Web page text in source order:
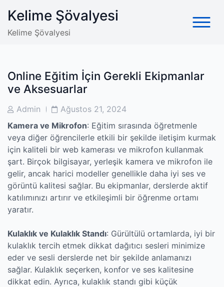
content
Kelime Şövalyesi
Kelime Şövalyesi
Online Eğitim İçin Gerekli Ekipmanlar
ve Aksesuarlar
PostAdmin
PostAğustos 21, 2024
Kamera ve Mikrofon: Eğitim sırasında öğretmenle
veya diğer öğrencilerle etkili bir şekilde iletişim kurmak
için kaliteli bir web kamerası ve mikrofon kullanmak
şart. Birçok bilgisayar, yerleşik kamera ve mikrofon ile
gelir, ancak harici modeller genellikle daha iyi ses ve
görüntü kalitesi sağlar. Bu ekipmanlar, derslerde aktif
katılımınızı artırır ve etkileşimli bir öğrenme ortamı
yaratır.
Kulaklık ve Kulaklık Standı: Gürültülü ortamlarda, iyi bir
kulaklık tercih etmek dikkat dağıtıcı sesleri minimize
eder ve sesli derslerde net bir şekilde anlamanızı
sağlar. Kulaklık seçerken, konfor ve ses kalitesine
dikkat edin. Ayrıca, kulaklık standı gibi küçük